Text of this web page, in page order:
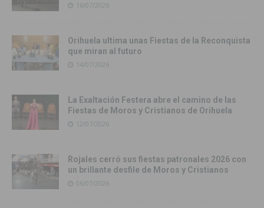
16/07/2026
Orihuela ultima unas Fiestas de la Reconquista
que miran al futuro
14/07/2026
La Exaltación Festera abre el camino de las
Fiestas de Moros y Cristianos de Orihuela
12/07/2026
Rojales cerró sus fiestas patronales 2026 con
un brillante desfile de Moros y Cristianos
06/07/2026